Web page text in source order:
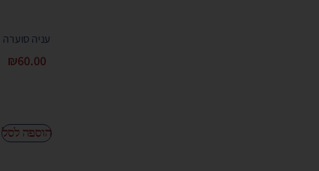
עניה סוערה
₪60.00
הוספה לסל